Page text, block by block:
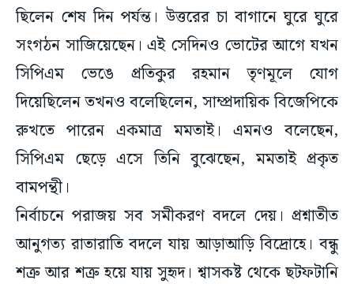
সংগঠন সাজিয়েছেন। এই সেদিনও ভোটের আগে যখন
সিপিএম ভেঙে প্রতিকুর রহমান তৃণমূলে যোগ
দিয়েছিলেন তখনও বলেছিলেন, সাম্প্রদায়িক বিজেপিকে
রুখতে পারেন একমাত্র মমতাই। এমনও বলেছেন,
সিপিএম ছেড়ে এসে তিনি বুঝেছেন, মমতাই প্রকৃত
বামপন্থী।
নির্বাচনে পরাজয় সব সমীকরণ বদলে দেয়। প্রশ্নাতীত
আনুগত্য রাতারাতি বদলে যায় আড়াআড়ি বিদ্রোহে। বন্ধু
শত্রু আর শত্রু হয়ে যায় সুহৃদ। শ্বাসকষ্ট থেকে ছটফটানি
বাড়ে। এভাবে ক্ষমতাই শেষ কথা বলে চিরদিন! বিজেপির